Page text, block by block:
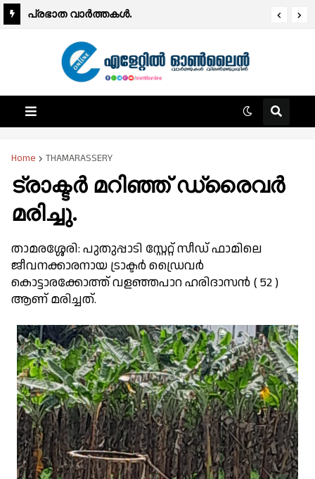
പ്രഭാത വാർത്തകൾ.
Home THAMARASSERY
ട്രാക്ടർ മറിഞ്ഞ് ഡ്രൈവർ
മരിച്ചു.
താമരശ്ശേരി: പുതുപ്പാടി സ്റ്റേറ്റ് സീഡ് ഫാമിലെ
ജീവനക്കാരനായ ട്രാക്ടർ ഡ്രൈവർ
കൊട്ടാരക്കോത്ത് വളഞ്ഞപാറ ഹരിദാസൻ ( 52 )
ആണ് മരിച്ചത്.